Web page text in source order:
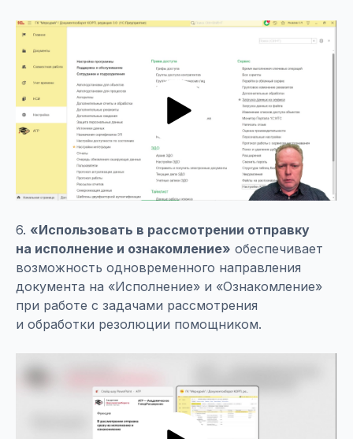
6. «Использовать в рассмотрении отправку
на исполнение и ознакомление» обеспечивает
возможность одновременного направления
документа на «Исполнение» и «Ознакомление»
при работе с задачами рассмотрения
и обработки резолюции помощником.